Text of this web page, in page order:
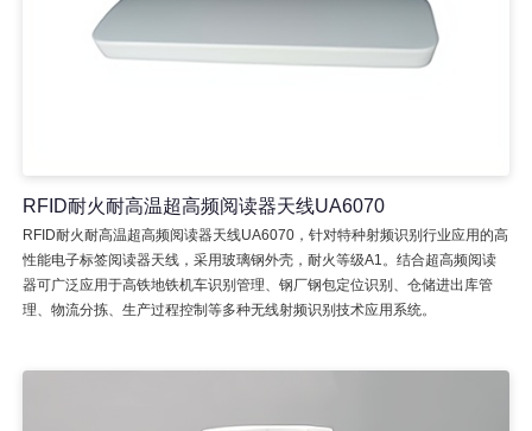
RFID耐火耐高温超高频阅读器天线UA6070
RFID耐火耐高温超高频阅读器天线UA6070，针对特种射频识别行业应用的高
性能电子标签阅读器天线，采用玻璃钢外壳，耐火等级A1。结合超高频阅读
器可广泛应用于高铁地铁机车识别管理、钢厂钢包定位识别、仓储进出库管
理、物流分拣、生产过程控制等多种无线射频识别技术应用系统。